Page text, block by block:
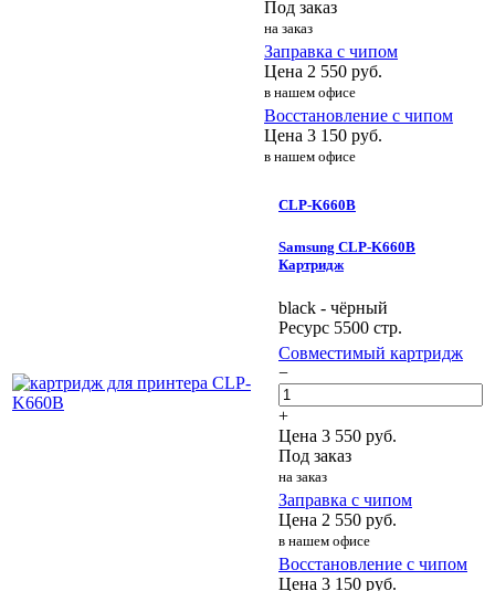
Под заказ
на заказ
Заправка с чипом
Цена 2 550 руб.
в нашем офисе
Восстановление с чипом
Цена 3 150 руб.
в нашем офисе
CLP-K660B
Samsung CLP-K660B
Картридж
black - чёрный
Ресурс 5500 стр.
Совместимый картридж
−
+
Цена 3 550 руб.
Под заказ
на заказ
Заправка с чипом
Цена 2 550 руб.
в нашем офисе
Восстановление с чипом
Цена 3 150 руб.